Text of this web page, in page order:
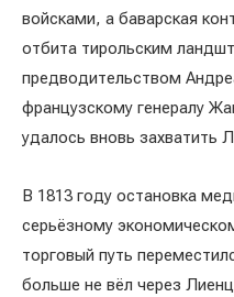
войсками, а баварская
отбита тирольским
предводительством
французскому генералу
удалось вновь захватить
В 1813 году остановка
серьёзному
торговый путь
больше не вёл через